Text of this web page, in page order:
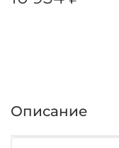
Описание